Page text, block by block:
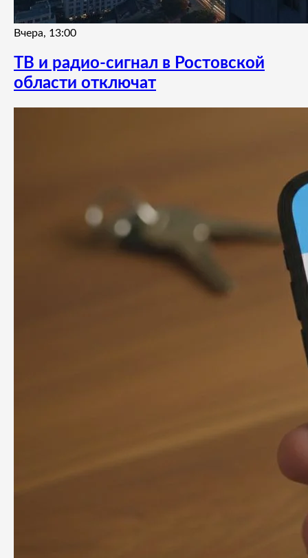
Вчера, 13:00
ТВ и радио-сигнал в Ростовской
области отключат